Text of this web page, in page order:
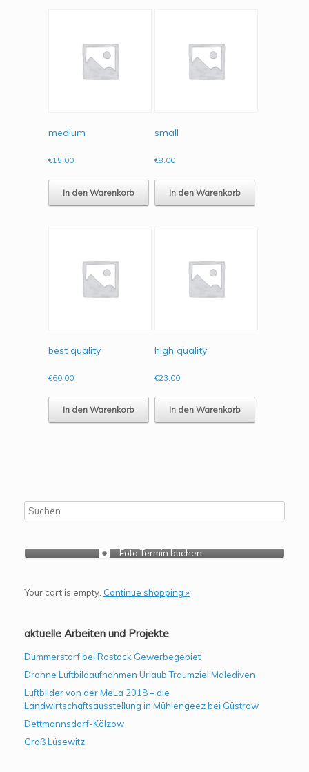
medium
€15.00
In den Warenkorb
small
€8.00
In den Warenkorb
best quality
€60.00
In den Warenkorb
high quality
€23.00
In den Warenkorb
Foto Termin buchen
Your cart is empty. Continue shopping »
aktuelle Arbeiten und Projekte
Dummerstorf bei Rostock Gewerbegebiet
Drohne Luftbildaufnahmen Urlaub Traumziel Malediven
Luftbilder von der MeLa 2018 – die
Landwirtschaftsausstellung in Mühlengeez bei Güstrow
Dettmannsdorf-Kölzow
Groß Lüsewitz